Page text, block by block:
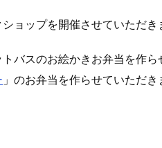
ョップを開催させていただき
バスのお絵かきお弁当を作
」のお弁当を作らせていただき